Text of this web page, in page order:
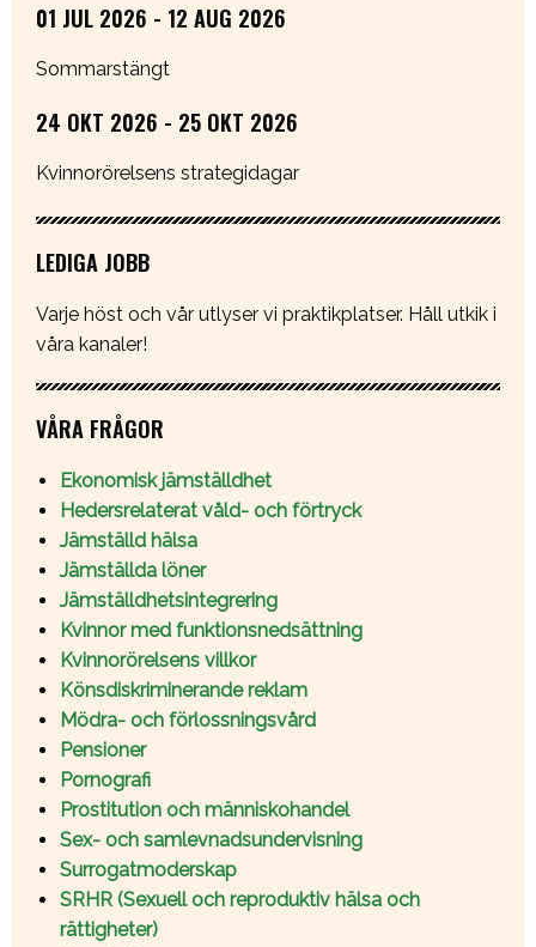
01 JUL 2026 - 12 AUG 2026
Sommarstängt
24 OKT 2026 - 25 OKT 2026
Kvinnorörelsens strategidagar
LEDIGA JOBB
Varje höst och vår utlyser vi praktikplatser. Håll utkik i
våra kanaler!
VÅRA FRÅGOR
Ekonomisk jämställdhet
Hedersrelaterat våld- och förtryck
Jämställd hälsa
Jämställda löner
Jämställdhetsintegrering
Kvinnor med funktionsnedsättning
Kvinnorörelsens villkor
Könsdiskriminerande reklam
Mödra- och förlossningsvård
Pensioner
Pornografi
Prostitution och människohandel
Sex- och samlevnadsundervisning
Surrogatmoderskap
SRHR (Sexuell och reproduktiv hälsa och
rättigheter)